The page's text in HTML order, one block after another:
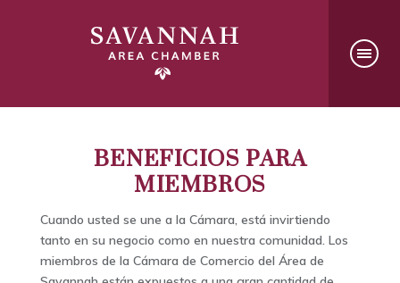
BENEFICIOS PARA
MIEMBROS
Cuando usted se une a la Cámara, está invirtiendo
tanto en su negocio como en nuestra comunidad. Los
miembros de la Cámara de Comercio del Área de